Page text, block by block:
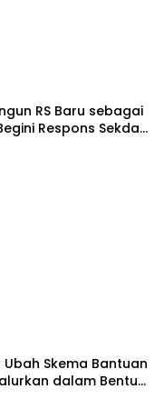
RS Baru sebagai
Respons Sekda
Ubah Skema Bantuan
dalam Bentuk
Juta